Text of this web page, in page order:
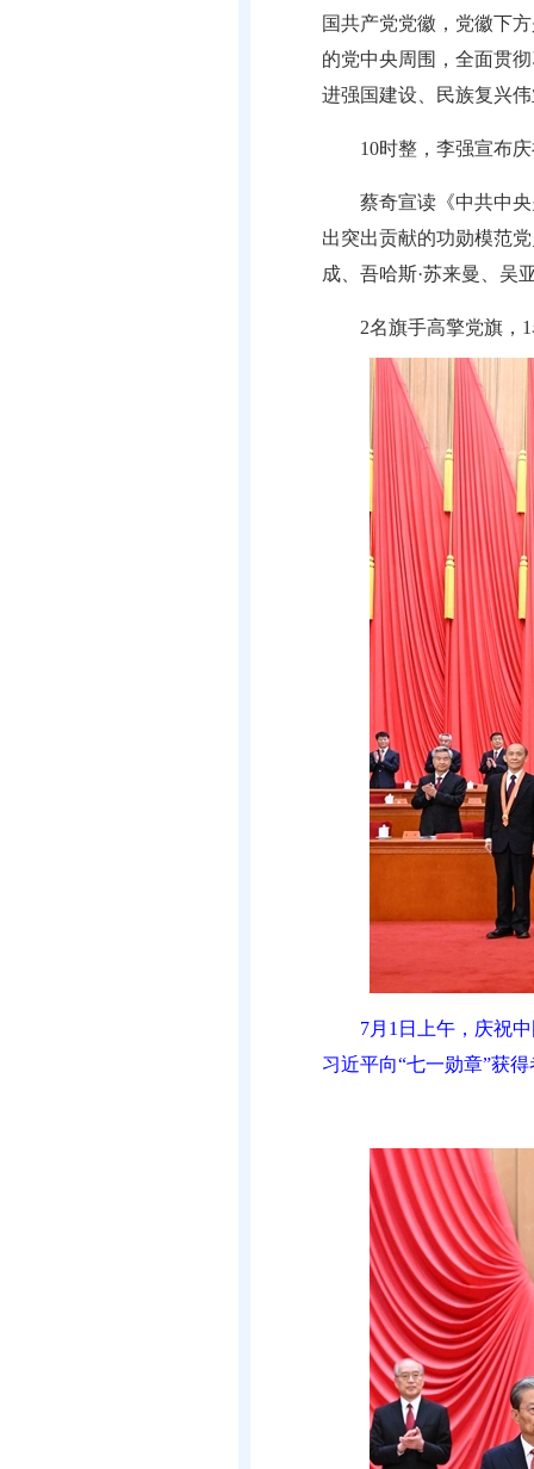
国共产党党徽，党徽下
的党中央周围，全面贯
进强国建设、民族复兴
10时整，李强宣布
蔡奇宣读《中共中
出突出贡献的功勋模范
成、吾哈斯·苏来曼、吴
2名旗手高擎党旗，
7月1日上午，庆祝
习近平向“七一勋章”获